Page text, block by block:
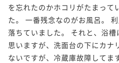
を忘れたのかホコリがたまって
た。 一番残念なのがお風呂。
落ちていました。 それと、浴
思いますが、洗面台の下にカナ
ないですが、冷蔵庫故障してま